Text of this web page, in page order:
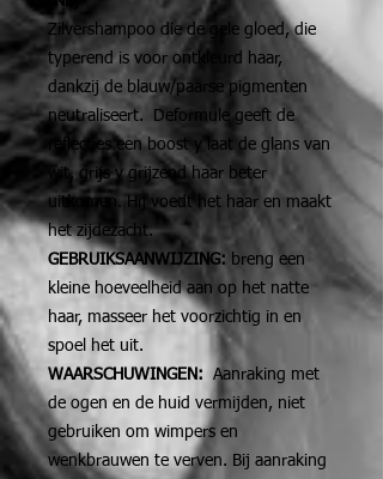
Zilvershampoo die de gele gloed, die
typerend is voor ontkleurd haar,
dankzij de blauw/paarse pigmenten
neutraliseert. Deformule geeft de
reflecties een boost y laat de glans van
wit, grijs y grijzend haar beter
uitkomen. Hij voedt het haar en maakt
het zijdezacht.
GEBRUIKSAANWIJZING: breng een
kleine hoeveelheid aan op het natte
haar, masseer het voorzichtig in en
spoel het uit.
WAARSCHUWINGEN: Aanraking met
de ogen en de huid vermijden, niet
gebruiken om wimpers en
wenkbrauwen te verven. Bij aanraking